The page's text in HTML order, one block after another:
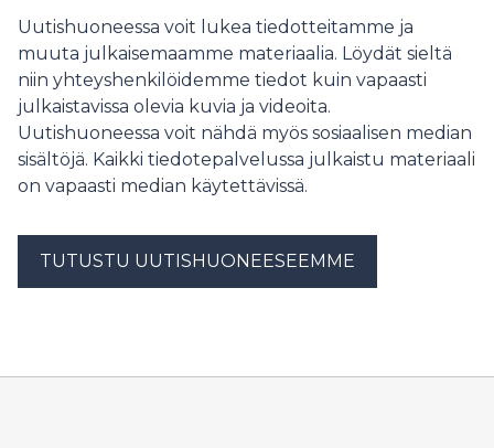
Tämä tarkoittaa investointeja verkkoihin,
varaosavarastoihin, kyberturvallisuuteen ja osaavaan
henkilöstöön.
Uutishuoneessa voit lukea tiedotteitamme ja
muuta julkaisemaamme materiaalia. Löydät sieltä
niin yhteyshenkilöidemme tiedot kuin vapaasti
julkaistavissa olevia kuvia ja videoita.
Uutishuoneessa voit nähdä myös sosiaalisen median
sisältöjä. Kaikki tiedotepalvelussa julkaistu materiaali
on vapaasti median käytettävissä.
TUTUSTU UUTISHUONEESEEMME